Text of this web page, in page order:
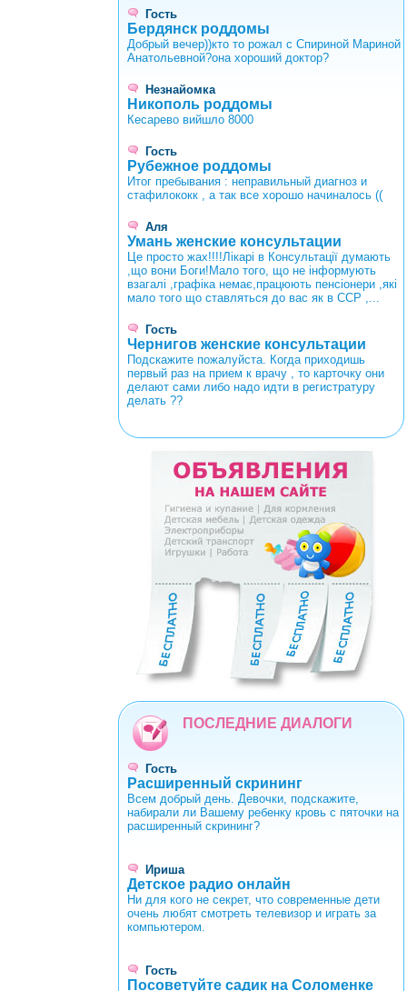
Гость
Бердянск роддомы
Добрый вечер))кто то рожал с Спириной Мариной
Анатольевной?она хороший доктор?
Незнайомка
Никополь роддомы
Кесарево вийшло 8000
Гость
Рубежное роддомы
Итог пребывания : неправильный диагноз и
стафилококк , а так все хорошо начиналось ((
Аля
Умань женские консультации
Це просто жах!!!!Лікарі в Консультації думають
,що вони Боги!Мало того, що не інформують
взагалі ,графіка немає,працюють пенсіонери ,які
мало того що ставляться до вас як в ССР ,...
Гость
Чернигов женские консультации
Подскажите пожалуйста. Когда приходишь
первый раз на прием к врачу , то карточку они
делают сами либо надо идти в регистратуру
делать ??
0123456789
ПОСЛЕДНИЕ ДИАЛОГИ
Гость
Расширенный скрининг
Всем добрый день. Девочки, подскажите,
набирали ли Вашему ребенку кровь с пяточки на
расширенный скрининг?
Ириша
Детское радио онлайн
Ни для кого не секрет, что современные дети
очень любят смотреть телевизор и играть за
компьютером.
Гость
Посоветуйте садик на Соломенке